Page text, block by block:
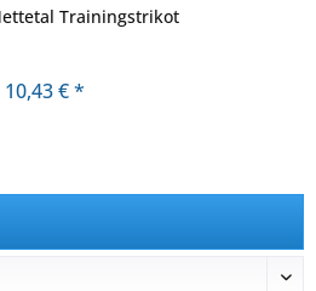
Trainingstrikot
10,43 € *